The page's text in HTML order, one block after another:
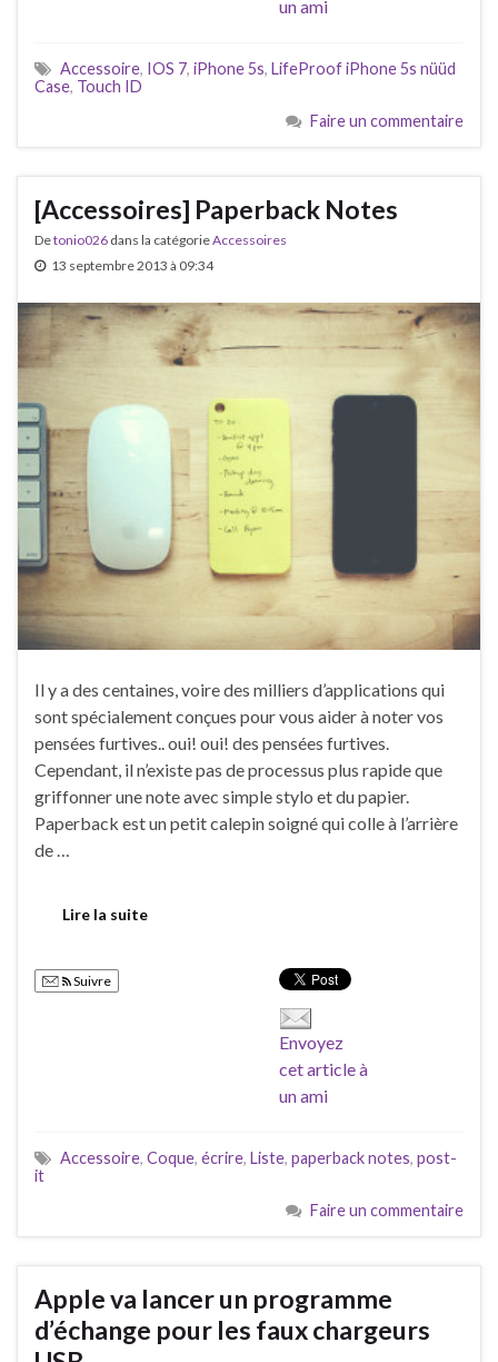
un ami
Accessoire, IOS 7, iPhone 5s, LifeProof iPhone 5s nüüd
Case, Touch ID
Faire un commentaire
[Accessoires] Paperback Notes
Detonio026 dans la catégorieAccessoires
13 septembre 2013 à 09:34
Il y a des centaines, voire des milliers d’applications qui
sont spécialement conçues pour vous aider à noter vos
pensées furtives.. oui! oui! des pensées furtives.
Cependant, il n’existe pas de processus plus rapide que
griffonner une note avec simple stylo et du papier.
Paperback est un petit calepin soigné qui colle à l’arrière
de …
Lire la suite
Suivre
Envoyez
cet article à
un ami
Accessoire, Coque, écrire, Liste, paperback notes, post-
it
Faire un commentaire
Apple va lancer un programme
d’échange pour les faux chargeurs